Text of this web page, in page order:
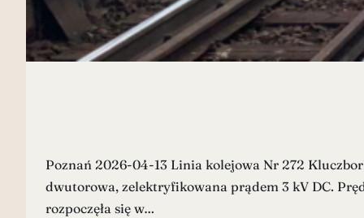
Poznań 2026-04-13 Linia kolejowa Nr 272
dwutorowa, zelektryfikowana prądem 3 kV DC.
rozpoczęła się w…